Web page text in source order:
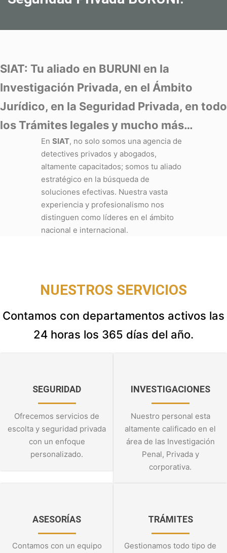
SIAT: Tu aliado en BURUNI en la
Investigación Privada, en el Ámbito
Jurídico, en la Seguridad Privada, en todo
los Trámites legales y mucho más…
En SIAT, no solo somos una agencia de
detectives privados y abogados,
altamente capacitados; somos tu aliado
estratégico en la búsqueda de
soluciones efectivas. Nuestra vasta
experiencia y profesionalismo nos
distinguen como líderes en el ámbito
nacional e internacional.
NUESTROS SERVICIOS
Contamos con departamentos activos las
24 horas los 365 días del año.
SEGURIDAD
Ofrecemos servicios de
escolta y seguridad privada
con un enfoque
personalizado.
INVESTIGACIONES
Nuestro personal esta
altamente calificado en el
área de las Investigación
Penal, Privada y
corporativa.
ASESORÍAS
Contamos con un equipo
TRÁMITES
Gestionamos todo tipo de